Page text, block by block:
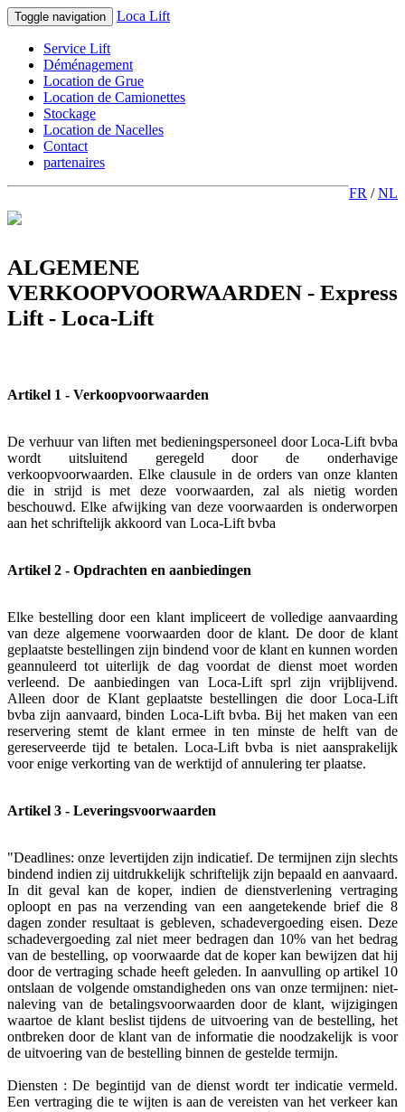
Toggle navigation Loca Lift
Service Lift
Déménagement
Location de Grue
Location de Camionettes
Stockage
Location de Nacelles
Contact
partenaires
FR /NL
ALGEMENE
VERKOOPVOORWAARDEN - Express
Lift - Loca-Lift
Artikel 1 - Verkoopvoorwaarden
De verhuur van liften met bedieningspersoneel door Loca-Lift bvba
wordt uitsluitend geregeld door de onderhavige
verkoopvoorwaarden. Elke clausule in de orders van onze klanten
die in strijd is met deze voorwaarden, zal als nietig worden
beschouwd. Elke afwijking van deze voorwaarden is onderworpen
aan het schriftelijk akkoord van Loca-Lift bvba
Artikel 2 - Opdrachten en aanbiedingen
Elke bestelling door een klant impliceert de volledige aanvaarding
van deze algemene voorwaarden door de klant. De door de klant
geplaatste bestellingen zijn bindend voor de klant en kunnen worden
geannuleerd tot uiterlijk de dag voordat de dienst moet worden
verleend. De aanbiedingen van Loca-Lift sprl zijn vrijblijvend.
Alleen door de Klant geplaatste bestellingen die door Loca-Lift
bvba zijn aanvaard, binden Loca-Lift bvba. Bij het maken van een
reservering stemt de klant ermee in ten minste de helft van de
gereserveerde tijd te betalen. Loca-Lift bvba is niet aansprakelijk
voor enige verkorting van de werktijd of annulering ter plaatse.
Artikel 3 - Leveringsvoorwaarden
"Deadlines: onze levertijden zijn indicatief. De termijnen zijn slechts
bindend indien zij uitdrukkelijk schriftelijk zijn bepaald en aanvaard.
In dit geval kan de koper, indien de dienstverlening vertraging
oploopt en pas na verzending van een aangetekende brief die 8
dagen zonder resultaat is gebleven, schadevergoeding eisen. Deze
schadevergoeding zal niet meer bedragen dan 10% van het bedrag
van de bestelling, op voorwaarde dat de koper kan bewijzen dat hij
door de vertraging schade heeft geleden. In aanvulling op artikel 10
ontslaan de volgende omstandigheden ons van onze termijnen: niet-
naleving van de betalingsvoorwaarden door de klant, wijzigingen
waartoe de klant beslist tijdens de uitvoering van de bestelling, het
ontbreken door de klant van de informatie die noodzakelijk is voor
de uitvoering van de bestelling binnen de gestelde termijn.
Diensten : De begintijd van de dienst wordt ter indicatie vermeld.
Een vertraging die te wijten is aan de vereisten van het verkeer kan